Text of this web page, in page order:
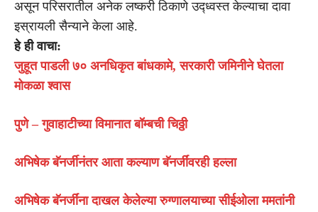
असून परिसरातील अनेक लष्करी ठिकाणे उद्ध्वस्त केल्याचा दावा
इस्रायली सैन्याने केला आहे.
हे ही वाचा:
जुहूत पाडली ७० अनधिकृत बांधकामे, सरकारी जमिनीने घेतला
मोकळा श्वास
पुणे – गुवाहाटीच्या विमानात बॉम्बची चिठ्ठी
अभिषेक बॅनर्जीनंतर आता कल्याण बॅनर्जींवरही हल्ला
अभिषेक बॅनर्जींना दाखल केलेल्या रुग्णालयाच्या सीईओला ममतांनी